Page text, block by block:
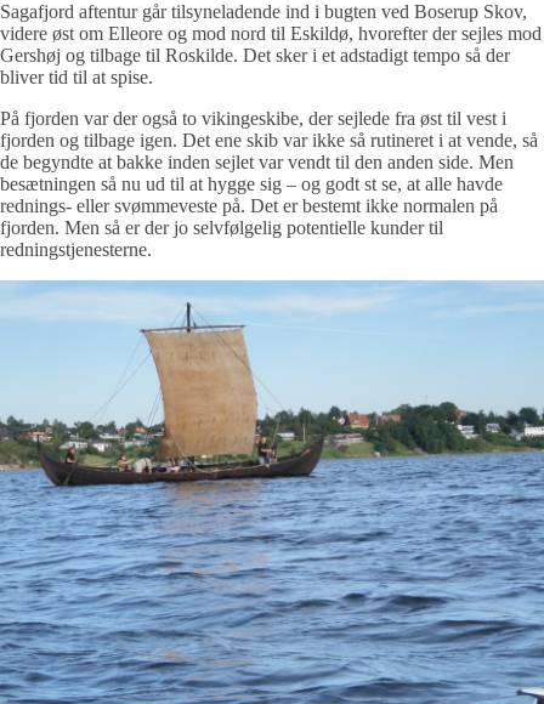
Sagafjord aftentur går tilsyneladende ind i bugten ved Boserup Skov,
videre øst om Elleore og mod nord til Eskildø, hvorefter der sejles mod
Gershøj og tilbage til Roskilde. Det sker i et adstadigt tempo så der
bliver tid til at spise.
På fjorden var der også to vikingeskibe, der sejlede fra øst til vest i
fjorden og tilbage igen. Det ene skib var ikke så rutineret i at vende, så
de begyndte at bakke inden sejlet var vendt til den anden side. Men
besætningen så nu ud til at hygge sig – og godt st se, at alle havde
rednings- eller svømmeveste på. Det er bestemt ikke normalen på
fjorden. Men så er der jo selvfølgelig potentielle kunder til
redningstjenesterne.